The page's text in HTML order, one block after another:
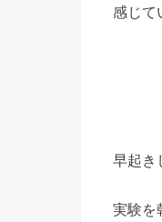
感じて
早起き
実験を